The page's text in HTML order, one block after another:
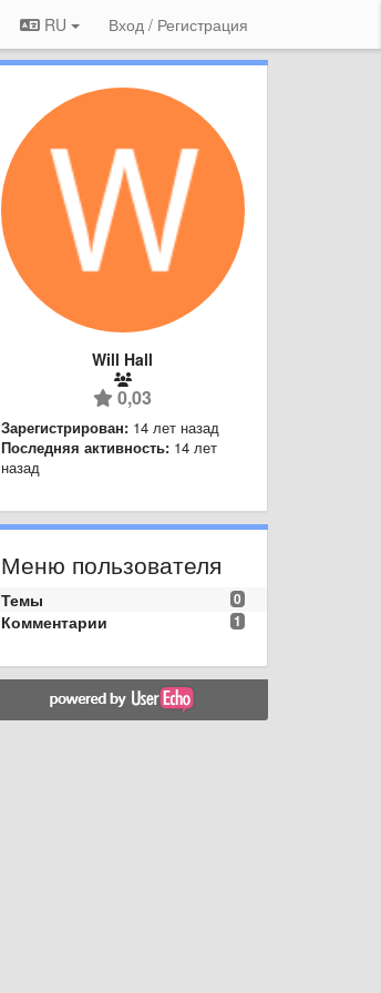
RU Вход / Регистрация
Will Hall
0,03
Зарегистрирован: 14 лет назад
Последняя активность: 14 лет
назад
Меню пользователя
0
Темы
1
Комментарии